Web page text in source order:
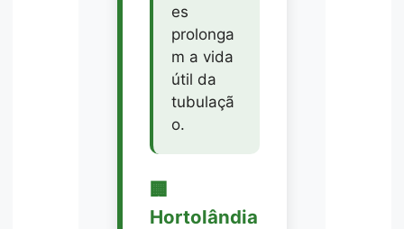
es
prolonga
m a vida
útil da
tubulaçã
o.
🏢
Hortolândia